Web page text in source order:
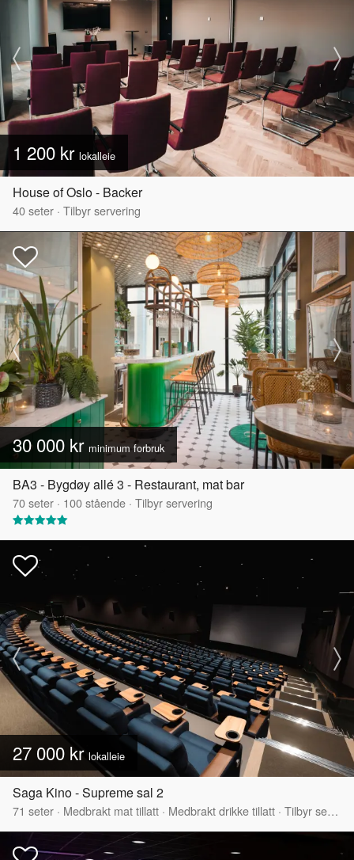
1 200 kr lokalleie
House of Oslo - Backer
40seter · Tilbyr servering
30 000 kr minimum forbruk
BA3 - Bygdøy allé 3 - Restaurant, mat bar
70seter · 100stående · Tilbyr servering
27 000 kr lokalleie
Saga Kino - Supreme sal 2
71 seter · Medbrakt mat tillatt · Medbrakt drikke tillatt · Tilbyr servering